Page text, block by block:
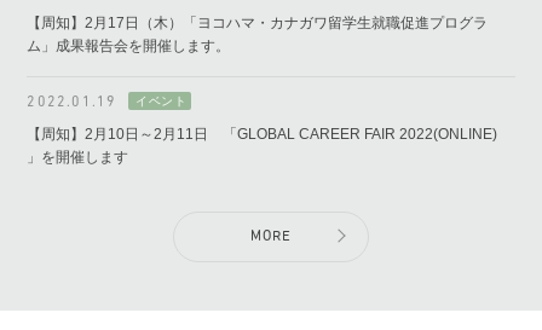
【周知】2月17日（木）「ヨコハマ・カナガワ留学生就職促進プログラ
ム」成果報告会を開催します。
2022.01.19
【周知】2月10日～2月11日 「GLOBAL CAREER FAIR 2022(ONLINE)
」を開催します
MORE